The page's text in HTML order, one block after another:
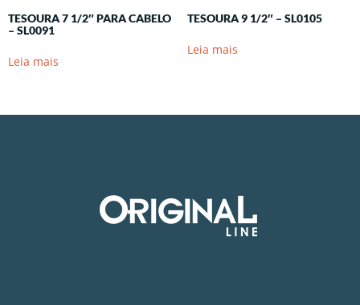
TESOURA 7 1/2″ PARA CABELO
– SL0091
Leia mais
TESOURA 9 1/2″ – SL0105
Leia mais